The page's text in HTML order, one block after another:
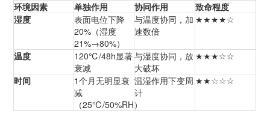
环境因素 单独作用 协同作用
致命程度
湿度
表面电位下降
20%（湿度
21%→80%）
与温度协同，加
速数倍
★★★★☆
温度
120℃/48h显著
衰减
与湿度协同，放
大破坏
★★★☆☆
时间
1个月无明显衰
减
（25℃/50%RH）
温湿作用下变周
计
★★☆☆☆